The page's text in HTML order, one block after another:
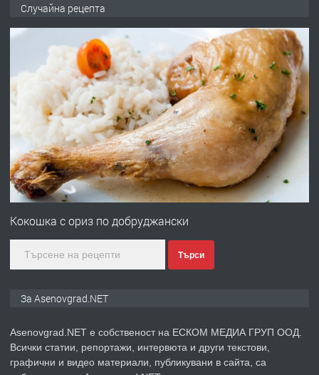
преди 10 месеца
ПРЕДЛАГА
Професионална броячна машина -
със сертификат от ЕЦБ
преди 1 година
ПРЕДЛАГА
Професионална зеленчукорезачка
преди 2 години
Случайна рецепта
Кокошка с ориз по добруджански
Търси
За Asenovgrad.NET
Asenovgrad.NET е собственост на ЕСКОМ МЕДИА ГРУП ООД.
Всички статии, репортажи, интервюта и други текстови,
графични и видео материали, публикувани в сайта, са